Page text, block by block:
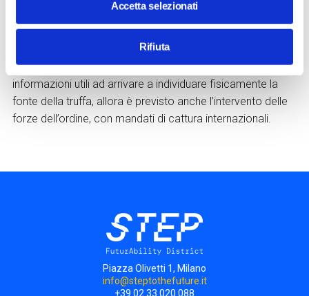
Accetta selezionati
Rifiuta
per rilevare subito quelle nuove e capire gli schemi
psicologici che seguono. Se, esasperato, il criminale
dall’altro capo del telefono dovesse poi rivelare
informazioni utili ad arrivare a individuare fisicamente la
fonte della truffa, allora è previsto anche l’intervento delle
forze dell’ordine, con mandati di cattura internazionali.
Piazza Olivetti 1, Milano
info@steptothefuture.it
+39 02 33 020 088